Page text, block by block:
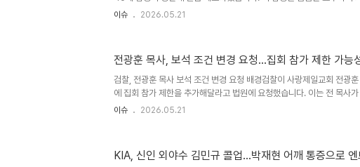
의를 받고 있습니다. 당시 김규리는 골절 및 타박상 등 상처를 입은 상태
용의자 검거 및 수사 진행 상황경찰은 범행 발생 약 3시간 만에 용의자가
그를 검거했습니다. 현재 경찰은 용의자를 상대로 정확한 사건 경위와
이슈 2026.05.21
전광훈 목사, 보석 조건 변경 요청…집회 참가 제한 가능
검찰, 전광훈 목사 보석 조건 변경 요청 배경검찰이 사랑제일교회 전광
에 집회 참가 제한을 추가해달라고 법원에 요청했습니다. 이는 전 목사
속적으로 집회에 참석하며 논란을 일으켰기 때문입니다. 검찰은 주거지
장을 일으키는 발언을 거듭했습니다. 이러한 행보는 보석 조건 변경 필요
이슈 2026.05.21
KIA, 신인 외야수 김민규 콜업…박재현 어깨 통증으로 엔